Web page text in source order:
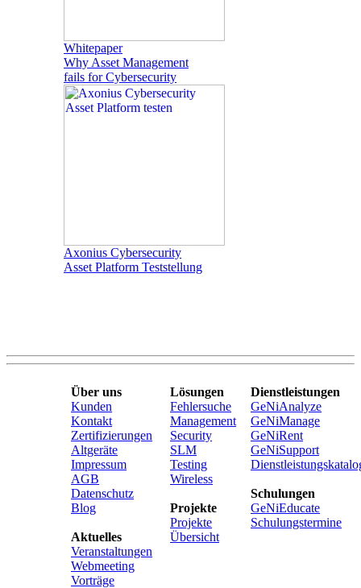
Whitepaper
Why Asset Management
fails for Cybersecurity
Axonius Cybersecurity
Asset Platform Teststellung
Über uns
Kunden
Kontakt
Zertifizierungen
Altgeräte
Impressum
AGB
Datenschutz
Blog
Aktuelles
Veranstaltungen
Webmeeting
Vorträge
Lösungen
Fehlersuche
Management
Security
SLM
Testing
Wireless
Projekte
Projekte
Übersicht
Dienstleistungen
GeNiAnalyze
GeNiManage
GeNiRent
GeNiSupport
Schulungen
GeNiEducate
Schulungstermine